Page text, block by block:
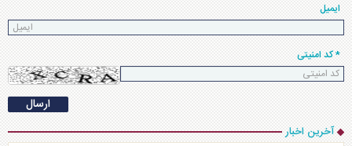
ایمیل
* کد امنیتی
آخرین اخبار